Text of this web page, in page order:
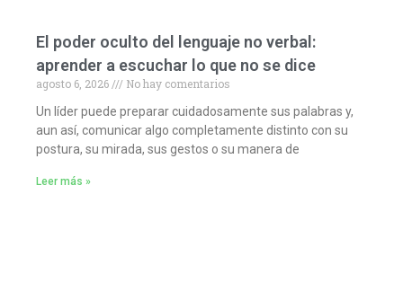
El poder oculto del lenguaje no verbal:
aprender a escuchar lo que no se dice
agosto 6, 2026
No hay comentarios
Un líder puede preparar cuidadosamente sus palabras y,
aun así, comunicar algo completamente distinto con su
postura, su mirada, sus gestos o su manera de
Leer más »